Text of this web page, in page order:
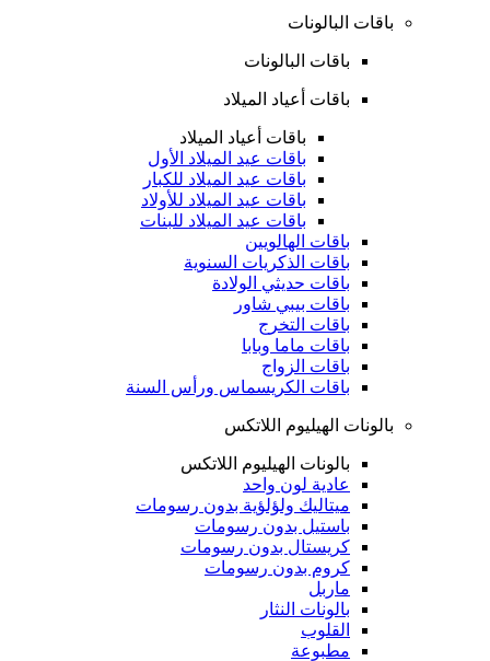
باقات البالونات
باقات البالونات
باقات أعياد الميلاد
باقات أعياد الميلاد
باقات عيد الميلاد الأول
باقات عيد الميلاد للكبار
باقات عيد الميلاد للأولاد
باقات عيد الميلاد للبنات
باقات الهالويين
باقات الذكريات السنوية
باقات حديثي الولادة
باقات بيبي شاور
باقات التخرج
باقات ماما وبابا
باقات الزواج
باقات الكريسماس ورأس السنة
بالونات الهيليوم اللاتكس
بالونات الهيليوم اللاتكس
عادية لون واحد
ميتاليك ولؤلؤية بدون رسومات
باستيل بدون رسومات
كريستال بدون رسومات
كروم بدون رسومات
ماربل
بالونات النثار
القلوب
مطبوعة